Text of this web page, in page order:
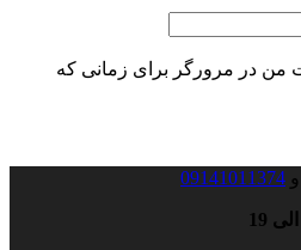
من در مرورگر برای زمانی که
و 09141011374